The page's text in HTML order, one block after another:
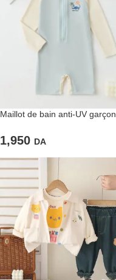
Maillot de bain anti-UV garçon
1,950 DA